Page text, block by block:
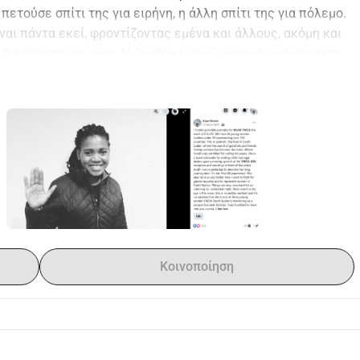
σπίτι της για ειρήνη, η άλλη σπίτι της για πόλεμο.
πάντα εκεί, φροντίζοντας εμένα και άλλους, ακόμη και
που διαβάσατε και για οποιαδήποτε δωρεά μπορείτε
να μπορέσει να δώσει τις τελικές της εξετάσεις
με Δίπλωμα στην Κλινική Ιατρική και Δημόσια
ιστορία περιλαμβάνει λεπτομέρειες για τον πόλεμο
γενναιότητας και αποφασιστικότητας. Είναι από ένα
με τη ΛΔ Κονγκό. Φανταστείτε καταπράσινα δάση και
καθώς το κάνετε. Από το 2017 έως το 2020, τα
γεγονός που σήμαινε ότι η Justina δεν
Κοινοποίηση